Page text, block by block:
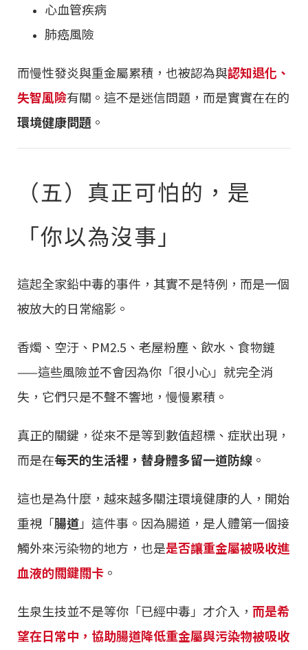
心血管疾病
肺癌風險
而慢性發炎與重金屬累積，也被認為與認知退化、
失智風險有關。這不是迷信問題，而是實實在在的
環境健康問題 。
（五）真正可怕的，是
「你以為沒事」
這起全家鉛中毒的事件，其實不是特例，而是一個
被放大的日常縮影。
香燭、空汙、PM2.5、老屋粉塵、飲水、食物鏈
——這些風險並不會因為你「很小心」就完全消
失，它們只是不聲不響地，慢慢累積。
真正的關鍵，從來不是等到數值超標、症狀出現，
而是在每天的生活裡，替身體多留一道防線 。
這也是為什麼，越來越多關注環境健康的人，開始
重視「腸道」這件事。因為腸道，是人體第一個接
觸外來污染物的地方，也是是否讓重金屬被吸收進
血液的關鍵關卡 。
生泉生技並不是等你「已經中毒」才介入， 而是希
望在日常中，協助腸道降低重金屬與污染物被吸收